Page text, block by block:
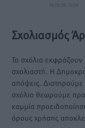
06.08.26 · 13:54
Σχολιασμός
Τα σχόλια εκφράζουν
σχολιαστή. Η
απόψεις.
σχόλια θεωρούμε
καμμία
όρους χρήσης